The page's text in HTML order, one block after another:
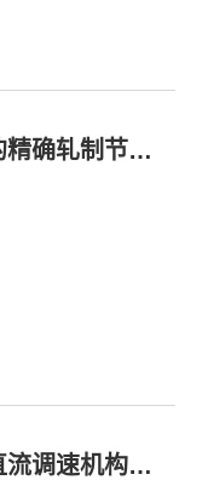
长材轧钢生产线多机架联动的精确轧制节奏控制方法（ZL 2023 1 0818881.7）
一种同轴电机多相整流可逆直流调速机构（ZL 2023 2 0371311.3）